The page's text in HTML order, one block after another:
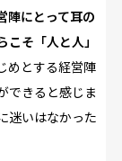
陣にとって耳の
そ「人と人」
めとする経営陣
できると感じま
迷いはなかった